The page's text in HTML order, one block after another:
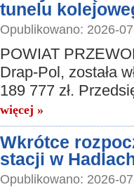
tunelu
Opublikowano: 2026-
POWIAT
Drap-Pol, została
189 777 zł.
więcej »
Wkrótce
stacji w
Opublikowano: 2026-